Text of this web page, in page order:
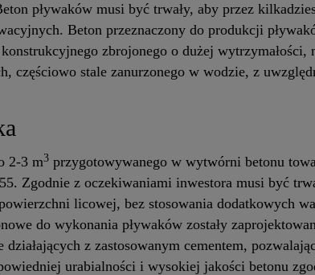
pływaków musi być trwały, aby przez
Beton przeznaczony do produkcji
zbrojonego o dużej wytrzymałości,
częściowo stale zanurzonego w wodzie, z
2-3 m3 przygotowywanego w wytwórni betonu
Zgodnie z oczekiwaniami inwestora musi być
licowej, bez stosowania dodatkowych
do wykonania pływaków zostały
z zastosowanym cementem,
urabialności i wysokiej jakości betonu